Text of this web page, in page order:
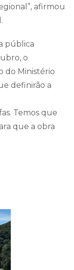
afirmou
pública
o
do Ministério
definirão a
Temos que
que a obra